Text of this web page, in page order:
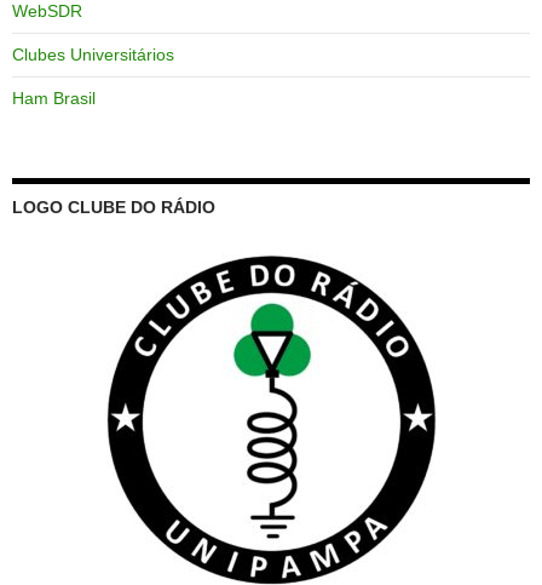
WebSDR
Clubes Universitários
Ham Brasil
LOGO CLUBE DO RÁDIO